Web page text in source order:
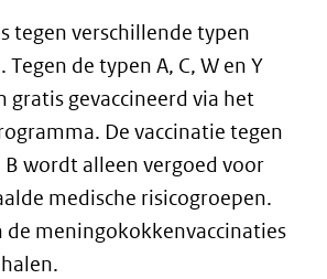
tegen verschillende typen
de typen A, C, W en Y
gratis gevaccineerd via het
De vaccinatie tegen
wordt alleen vergoed voor
medische risicogroepen.
de meningokokkenvaccinaties